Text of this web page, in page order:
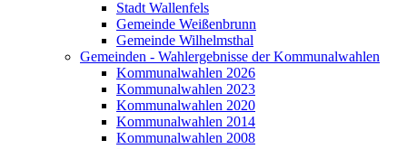
Stadt Wallenfels
Gemeinde Weißenbrunn
Gemeinde Wilhelmsthal
Gemeinden - Wahlergebnisse der Kommunalwahlen
Kommunalwahlen 2026
Kommunalwahlen 2023
Kommunalwahlen 2020
Kommunalwahlen 2014
Kommunalwahlen 2008